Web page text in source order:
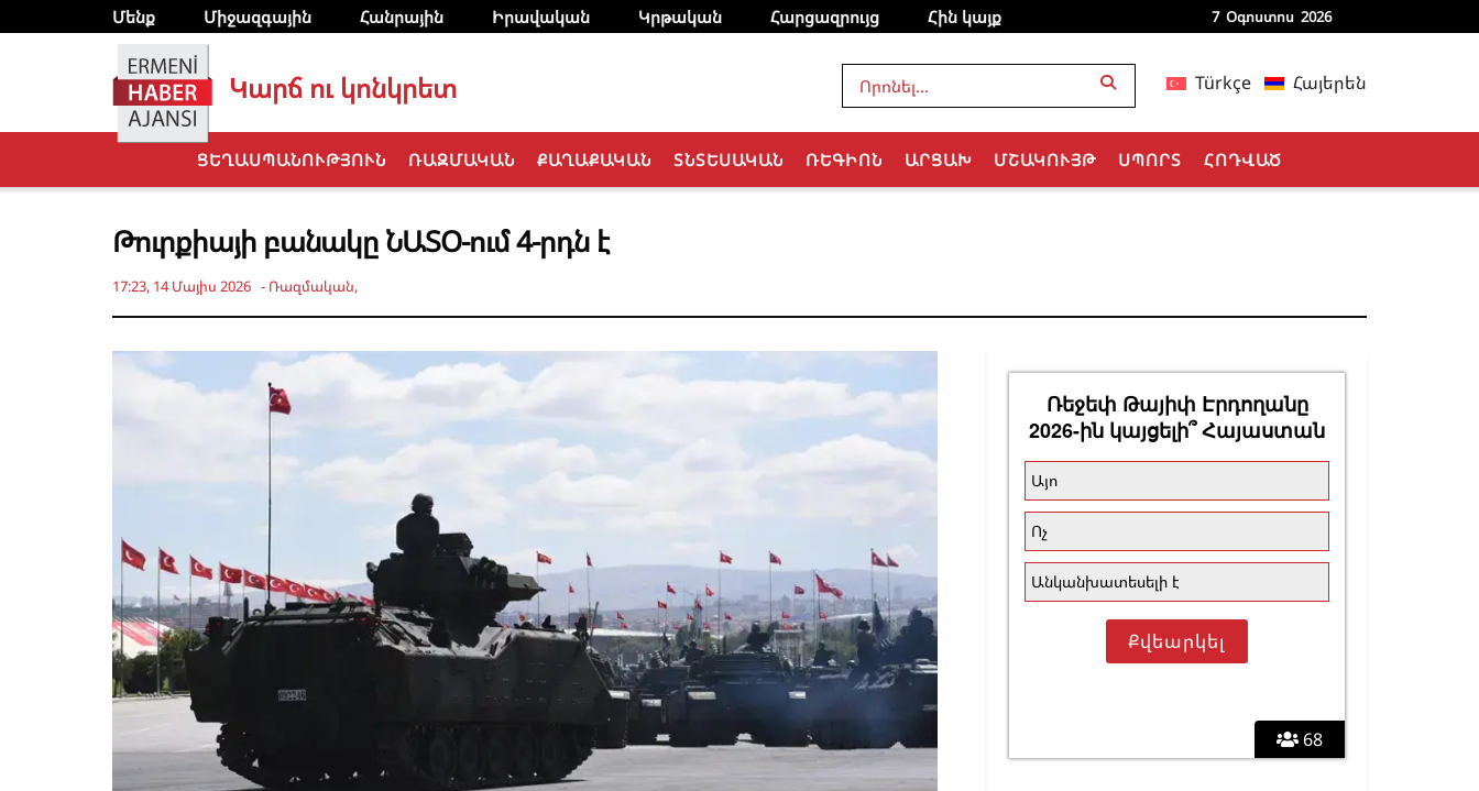
Մենք Միջազգային Հանրային Իրավական Կրթական Հարցազրույց Հին կայք 7 Օգոստոս 2026
Կարճ ու կոնկրետ Türkçe Հայերեն
ՑԵՂԱՍՊԱՆՈՒԹՅՈՒՆ ՌԱԶՄԱԿԱՆ ՔԱՂԱՔԱԿԱՆ ՏՆՏԵՍԱԿԱՆ ՌԵԳԻՈՆ ԱՐՑԱԽ ՄՇԱԿՈՒՅԹ ՍՊՈՐՏ ՀՈԴՎԱԾ
Թուրքիայի բանակը ՆԱՏՕ-ում 4-րդն է
17:23, 14 Մայիս 2026 - Ռազմական,
68
Ռեջեփ Թայիփ Էրդողանը
2026-ին կայցելի՞ Հայաստան
Այո
Ոչ
Անկանխատեսելի է